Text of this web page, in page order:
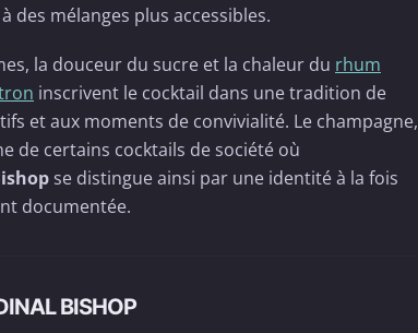
mélanges plus accessibles.
la douceur du sucre et la chaleur du rhum
inscrivent le cocktail dans une tradition de
et aux moments de convivialité. Le champagne,
de certains cocktails de société où
se distingue ainsi par une identité à la fois
documentée.
BISHOP